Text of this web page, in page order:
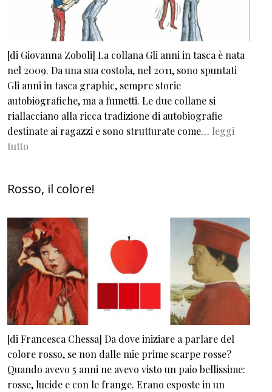
[di Giovanna Zoboli] La collana Gli anni in tasca è nata
nel 2009. Da una sua costola, nel 2011, sono spuntati
Gli anni in tasca graphic, sempre storie
autobiografiche, ma a fumetti. Le due collane si
riallacciano alla ricca tradizione di autobiografie
destinate ai ragazzi e sono strutturate come… leggi
tutto
Rosso, il colore!
[di Francesca Chessa] Da dove iniziare a parlare del
colore rosso, se non dalle mie prime scarpe rosse?
Quando avevo 5 anni ne avevo visto un paio bellissime:
rosse, lucide e con le frange. Erano esposte in un